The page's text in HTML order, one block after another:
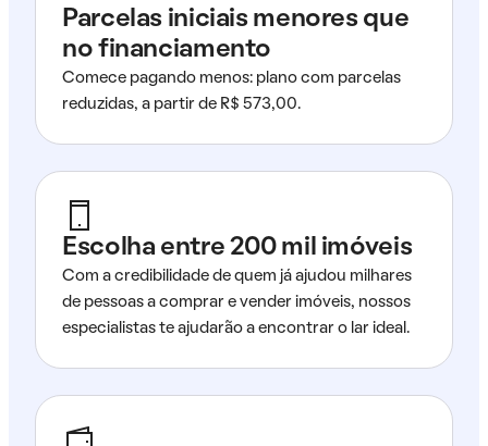
Parcelas iniciais menores que
no financiamento
Comece pagando menos: plano com parcelas
reduzidas, a partir de R$ 573,00.
Escolha entre 200 mil imóveis
Com a credibilidade de quem já ajudou milhares
de pessoas a comprar e vender imóveis, nossos
especialistas te ajudarão a encontrar o lar ideal.